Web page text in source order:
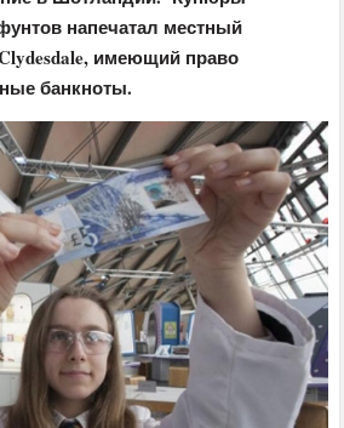
напечатал местный
имеющий право
банкноты.